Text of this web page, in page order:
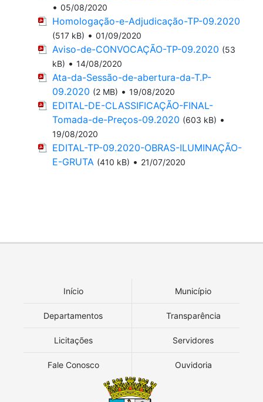
• 05/08/2020
Homologação-e-Adjudicação-TP-09.2020
(517 kB) • 01/09/2020
Aviso-de-CONVOCAÇÃO-TP-09.2020 (53
kB) • 14/08/2020
Ata-da-Sessão-de-abertura-da-T.P-
09.2020 (2 MB) • 19/08/2020
EDITAL-DE-CLASSIFICAÇÃO-FINAL-
Tomada-de-Preços-09.2020 (603 kB) •
19/08/2020
EDITAL-TP-09.2020-OBRAS-ILUMINAÇÃO-
E-GRUTA (410 kB) • 21/07/2020
Início Município
Departamentos Transparência
Licitações Servidores
Fale Conosco Ouvidoria